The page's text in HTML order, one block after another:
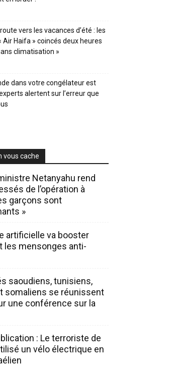
vers les vacances d’été : les
Air Haifa » coincés deux heures
climatisation »
dans votre congélateur est
alertent sur l’erreur que
vous cache
Netanyahu rend
de l’opération à
garçons sont
»
artificielle va booster
les mensonges anti-
saoudiens, tunisiens,
somaliens se réunissent
une conférence sur la
: Le terroriste de
un vélo électrique en